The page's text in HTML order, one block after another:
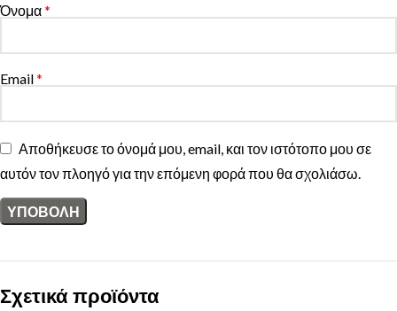
Όνομα*
Email*
Αποθήκευσε το όνομά μου, email, και τον ιστότοπο μου σε
αυτόν τον πλοηγό για την επόμενη φορά που θα σχολιάσω.
Σχετικά προϊόντα